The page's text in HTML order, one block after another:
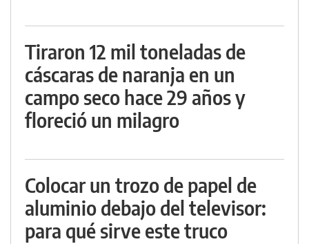
Tiraron 12 mil toneladas de
cáscaras de naranja en un
campo seco hace 29 años y
floreció un milagro
Colocar un trozo de papel de
aluminio debajo del televisor:
para qué sirve este truco